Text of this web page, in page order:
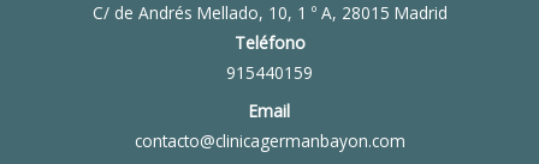
C/ de Andrés Mellado, 10, 1 º A, 28015 Madrid
Teléfono
915440159
Email
contacto@clinicagermanbayon.com